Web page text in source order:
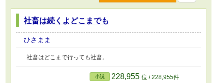
社畜は続くよどこまでも
ひさまま
社畜はどこまで行っても社畜。
小説 228,955 位 / 228,955件